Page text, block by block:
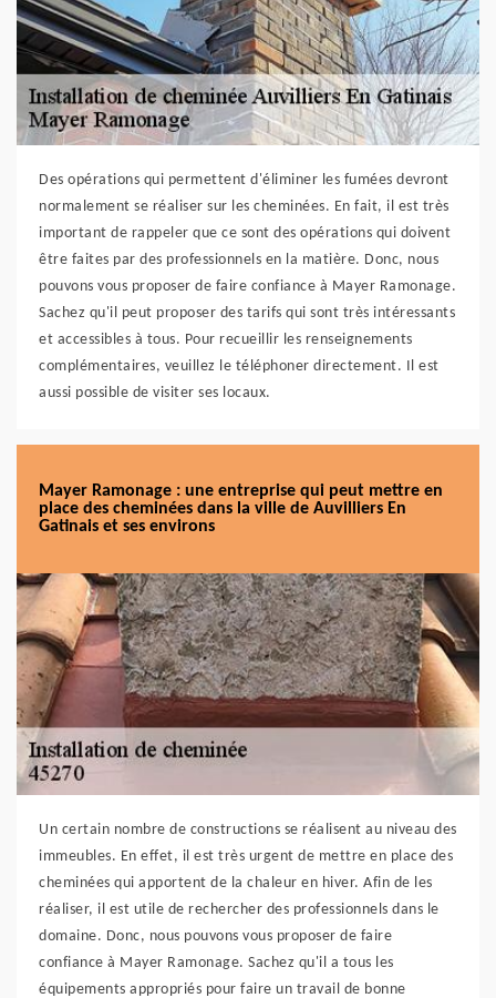
Des opérations qui permettent d'éliminer les fumées devront
normalement se réaliser sur les cheminées. En fait, il est très
important de rappeler que ce sont des opérations qui doivent
être faites par des professionnels en la matière. Donc, nous
pouvons vous proposer de faire confiance à Mayer Ramonage.
Sachez qu'il peut proposer des tarifs qui sont très intéressants
et accessibles à tous. Pour recueillir les renseignements
complémentaires, veuillez le téléphoner directement. Il est
aussi possible de visiter ses locaux.
Mayer Ramonage : une entreprise qui peut mettre en
place des cheminées dans la ville de Auvilliers En
Gatinais et ses environs
Un certain nombre de constructions se réalisent au niveau des
immeubles. En effet, il est très urgent de mettre en place des
cheminées qui apportent de la chaleur en hiver. Afin de les
réaliser, il est utile de rechercher des professionnels dans le
domaine. Donc, nous pouvons vous proposer de faire
confiance à Mayer Ramonage. Sachez qu'il a tous les
équipements appropriés pour faire un travail de bonne